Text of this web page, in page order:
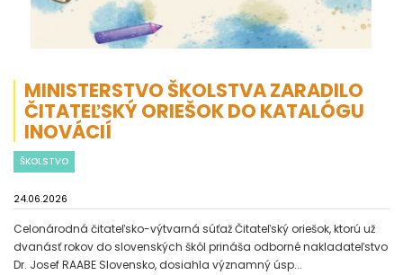
MINISTERSTVO ŠKOLSTVA ZARADILO
ČITATEĽSKÝ ORIEŠOK DO KATALÓGU
INOVÁCIÍ
ŠKOLSTVO
24.06.2026
Celonárodná čitateľsko-výtvarná súťaž Čitateľský oriešok, ktorú už
dvanásť rokov do slovenských škôl prináša odborné nakladateľstvo
Dr. Josef RAABE Slovensko, dosiahla významný úsp...